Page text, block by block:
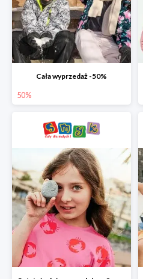
Cała wyprzedaż -50%
50%